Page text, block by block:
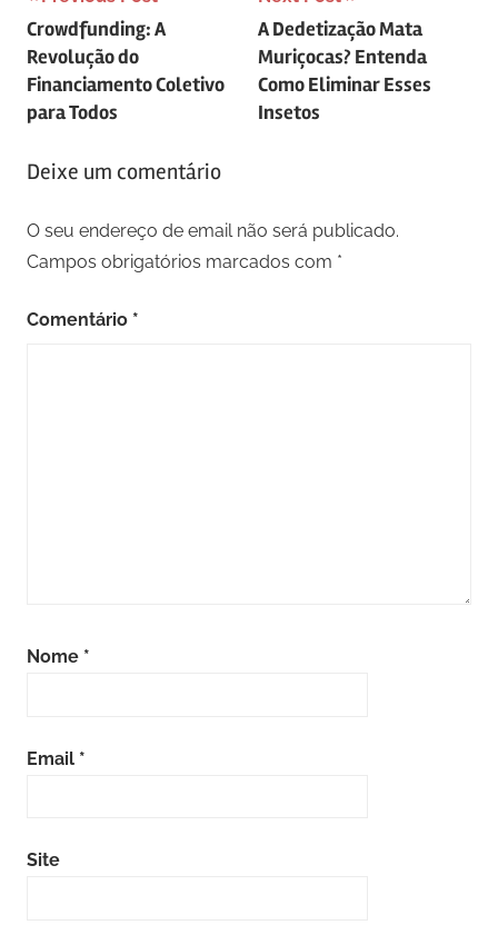
de
artigos
Crowdfunding: A
Revolução do
Financiamento Coletivo
para Todos
A Dedetização Mata
Muriçocas? Entenda
Como Eliminar Esses
Insetos
Deixe um comentário
O seu endereço de email não será publicado.
Campos obrigatórios marcados com *
Comentário *
Nome *
Email *
Site